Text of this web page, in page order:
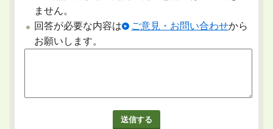
ません。
回答が必要な内容は
ご意見・お問い合わせから
お願いします。